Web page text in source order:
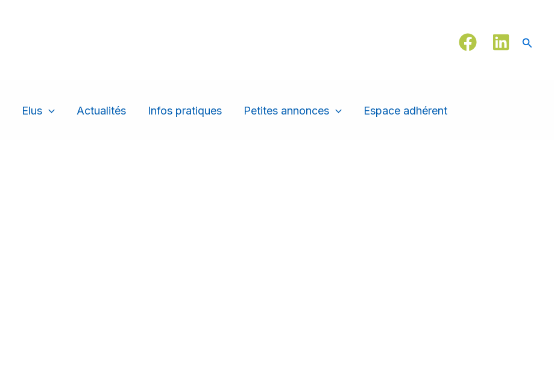
Elus Actualités Infos pratiques Petites annonces Espace adhérent